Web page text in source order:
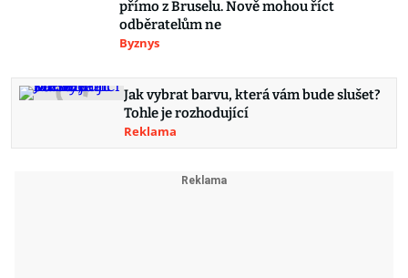
přímo z Bruselu. Nově mohou říct
odběratelům ne
Byznys
Jak vybrat barvu, která vám bude slušet?
Tohle je rozhodující
Reklama